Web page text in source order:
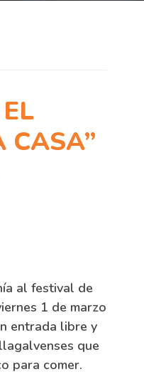
CASA”
al festival de
1 de marzo
entrada libre y
que
para comer.